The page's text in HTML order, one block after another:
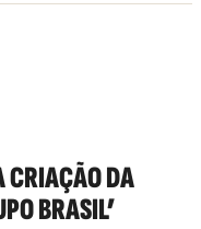
CRIAÇÃO DA
BRASIL’